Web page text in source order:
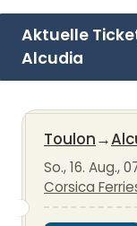
Aktuelle
Alcudia
Toulon→
So., 16. Aug.,
Corsica